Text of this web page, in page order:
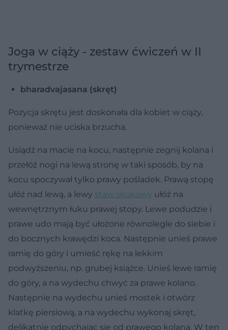
Joga w ciąży - zestaw ćwiczeń w II
trymestrze
bharadvajasana (skręt)
Pozycja skrętu jest doskonała dla kobiet w ciąży,
ponieważ nie uciska brzucha.
Usiądź na macie na kocu, następnie zegnij kolana i
przełóż nogi na lewą stronę w taki sposób, by na
kocu spoczywał tylko prawy pośladek. Prawą stopę
ułóż nad lewą, a lewy staw skokowy ułóż na
wewnętrznym łuku prawej stopy. Lewe podudzie i
prawe udo mają być ułożone równolegle do siebie i
do bocznych krawędzi koca. Następnie unieś prawe
ramię do góry i umieść rękę na lekkim
podwyższeniu, np. grubej książce. Unieś lewe ramię
do góry, a na wydechu chwyć za prawe kolano.
Następnie na wydechu unieś mostek i otwórz
klatkę piersiową, a na wydechu wykonaj skręt,
delikatnie odpychając się od prawego kolana. W ten